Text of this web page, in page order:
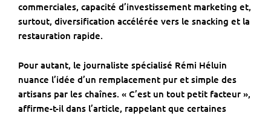
commerciales, capacité d’investissement marketing et,
surtout, diversification accélérée vers le snacking et la
restauration rapide.
Pour autant, le journaliste spécialisé Rémi Héluin
nuance l’idée d’un remplacement pur et simple des
artisans par les chaînes. « C’est un tout petit facteur »,
affirme-t-il dans l’article, rappelant que certaines